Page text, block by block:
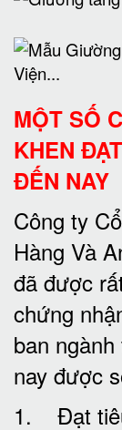
MỘT SỐ
KHEN
ĐẾN NAY
Công ty
Hàng Và
đã được
chứng
ban
nay được
1. Đạt